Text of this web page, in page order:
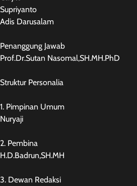
Supriyanto
Adis Darusalam
Penanggung Jawab
Prof.Dr.Sutan Nasomal,SH.MH.PhD
Struktur Personalia
1. Pimpinan Umum
Nuryaji
2. Pembina
H.D.Badrun,SH.MH
3. Dewan Redaksi